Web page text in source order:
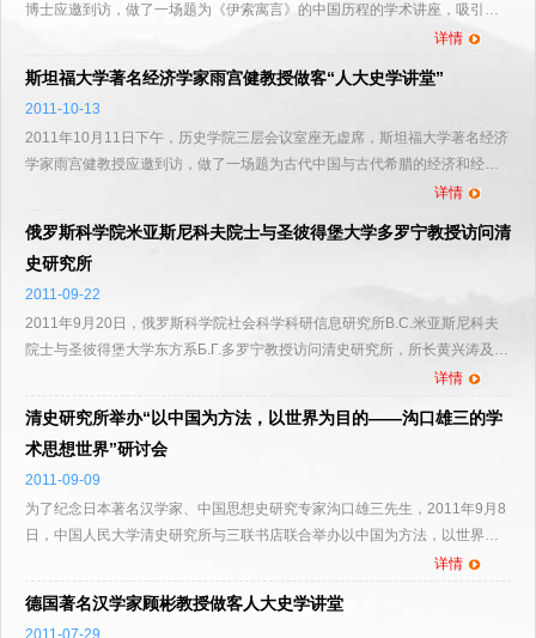
博士应邀到访，做了一场题为《伊索寓言》的中国历程的学术讲座，吸引了
详情
斯坦福大学著名经济学家雨宫健教授做客“人大史学讲堂”
2011-10-13
2011年10月11日下午，历史学院三层会议室座无虚席，斯坦福大学著名经济
学家雨宫健教授应邀到访，做了一场题为古代中国与古代希腊的经济和经济
详情
俄罗斯科学院米亚斯尼科夫院士与圣彼得堡大学多罗宁教授访问清
史研究所
2011-09-22
2011年9月20日，俄罗斯科学院社会科学科研信息研究所В.С.米亚斯尼科夫
院士与圣彼得堡大学东方系Б.Г.多罗宁教授访问清史研究所，所长黄兴涛及本
详情
清史研究所举办“以中国为方法，以世界为目的——沟口雄三的学
术思想世界”研讨会
2011-09-09
为了纪念日本著名汉学家、中国思想史研究专家沟口雄三先生，2011年9月8
日，中国人民大学清史研究所与三联书店联合举办以中国为方法，以世界为
详情
德国著名汉学家顾彬教授做客人大史学讲堂
2011-07-29